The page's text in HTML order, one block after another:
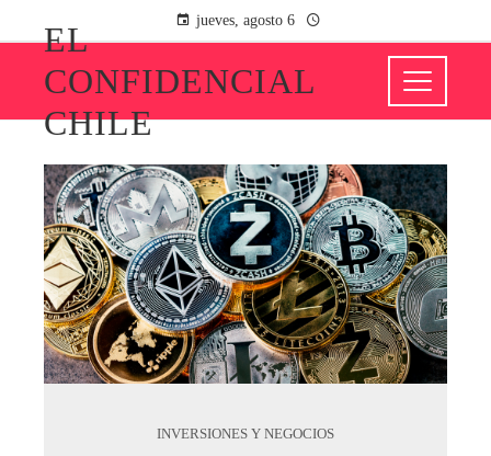
jueves, agosto 6
EL
CONFIDENCIAL
CHILE
INVERSIONES Y NEGOCIOS